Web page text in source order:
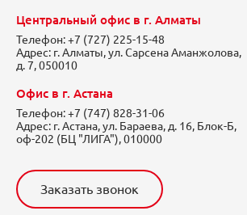
Центральный офис в г. Алматы
Телефон:+7 (727) 225-15-48
Адрес: г. Алматы, ул. Сарсена Аманжолова,
д. 7, 050010
Офис в г. Астана
Телефон:+7 (747) 828-31-06
Адрес: г. Астана, ул. Бараева, д. 16, Блок-Б,
оф-202 (БЦ "ЛИГА"), 010000
Заказать звонок